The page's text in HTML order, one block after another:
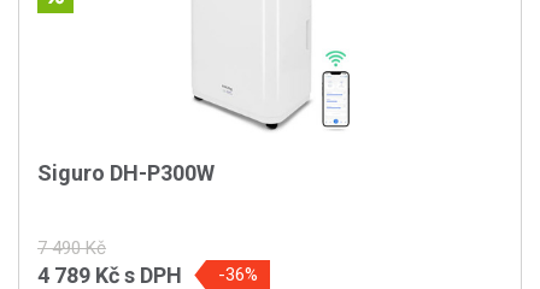
Siguro DH-P300W
7 490 Kč
4 789 Kčs DPH -36%